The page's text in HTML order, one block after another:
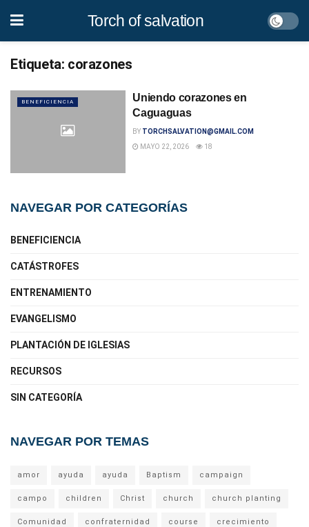
Torch of salvation
Etiqueta: corazones
BENEFICIENCIA
Uniendo corazones en
Caguaguas
BY TORCHSALVATION@GMAIL.COM
MAYO 22, 2026
18
NAVEGAR POR CATEGORÍAS
BENEFICIENCIA
CATÁSTROFES
ENTRENAMIENTO
EVANGELISMO
PLANTACIÓN DE IGLESIAS
RECURSOS
SIN CATEGORÍA
NAVEGAR POR TEMAS
amor ayuda ayuda Baptism campaign
campo children Christ church church planting
Comunidad confraternidad course crecimiento